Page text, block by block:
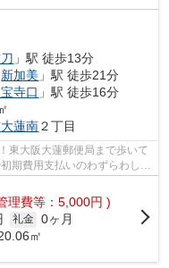
」駅 徒歩13分
新加美 」駅 徒歩21分
寺口 」駅 徒歩16分
大蓮南２丁目
東大阪大蓮郵便局まで歩いて
期費用支払いのわずらわしさ
理費等：5,000円 )
礼金 0ヶ月
㎡